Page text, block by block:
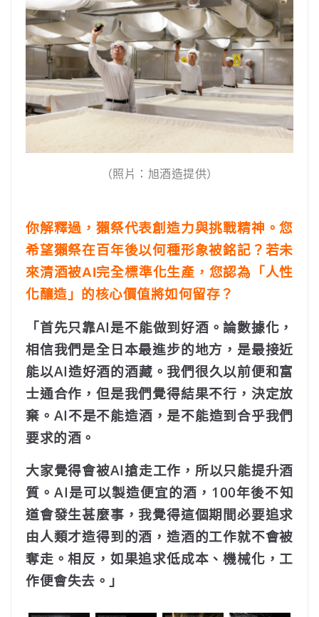
（照片：旭酒造提供）
你解釋過，獺祭代表創造力與挑戰精神。您
希望獺祭在百年後以何種形象被銘記？若未
來清酒被AI完全標準化生產，您認為「人性
化釀造」的核心價值將如何留存？
「首先只靠AI是不能做到好酒。論數據化，
相信我們是全日本最進步的地方，是最接近
能以AI造好酒的酒藏。我們很久以前便和富
士通合作，但是我們覺得結果不行，決定放
棄。AI不是不能造酒，是不能造到合乎我們
要求的酒。
大家覺得會被AI搶走工作，所以只能提升酒
質。AI是可以製造便宜的酒，100年後不知
道會發生甚麼事，我覺得這個期間必要追求
由人類才造得到的酒，造酒的工作就不會被
奪走。相反，如果追求低成本、機械化，工
作便會失去。」